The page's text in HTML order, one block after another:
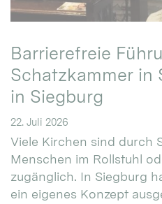
Barrierefreie
Schatzkammer in
in Siegburg
22. Juli 2026
Viele Kirchen sind durch
Menschen im Rollstuhl
zugänglich. In Siegburg
ein eigenes Konzept